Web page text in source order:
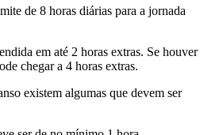
de 8 horas diárias para a jornada
em até 2 horas extras. Se houver
chegar a 4 horas extras.
existem algumas que devem ser